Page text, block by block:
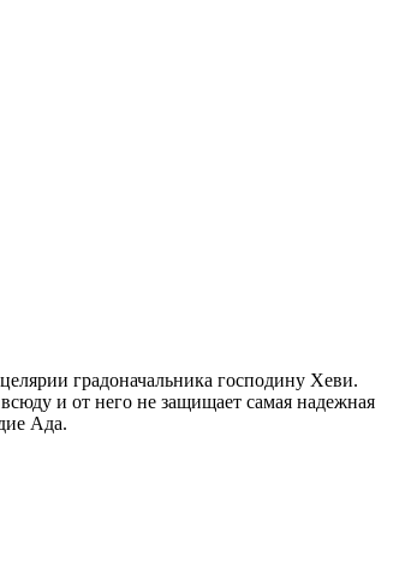
градоначальника господину Хеви.
и от него не защищает самая надежная
Ада.